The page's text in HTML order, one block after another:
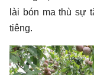
lài bón ma thù sự
tiêng.